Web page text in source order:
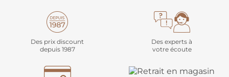
Des prix discount
depuis 1987
Des experts à
votre écoute